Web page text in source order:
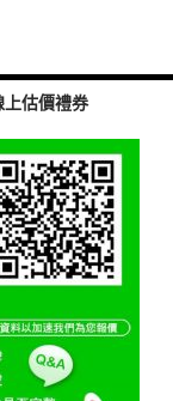
b
o
k
上估價禮券